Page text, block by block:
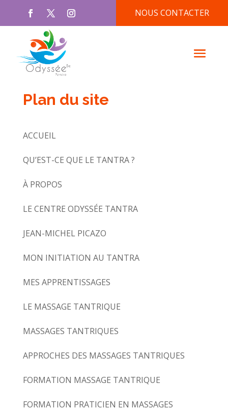
NOUS CONTACTER
Plan du site
ACCUEIL
QU’EST-CE QUE LE TANTRA ?
À PROPOS
LE CENTRE ODYSSÉE TANTRA
JEAN-MICHEL PICAZO
MON INITIATION AU TANTRA
MES APPRENTISSAGES
LE MASSAGE TANTRIQUE
MASSAGES TANTRIQUES
APPROCHES DES MASSAGES TANTRIQUES
FORMATION MASSAGE TANTRIQUE
FORMATION PRATICIEN EN MASSAGES